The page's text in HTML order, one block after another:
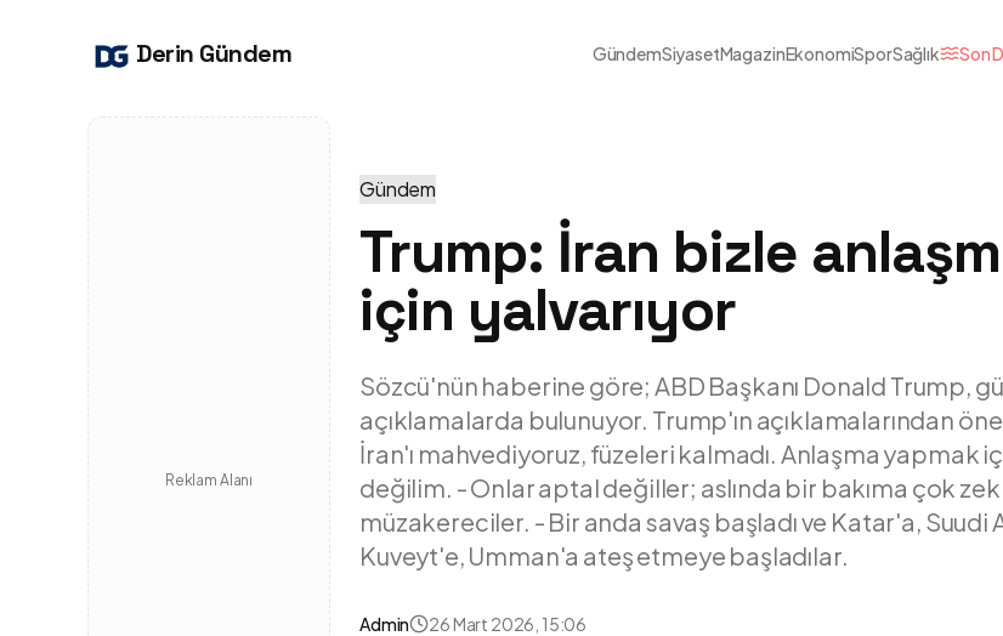
Derin Gündem GündemSiyasetMagazinEkonomiSporSağlık Son
Reklam Alanı
Gündem
Trump: İran bizle
için yalvarıyor
Sözcü'nün haberine göre; ABD Başkanı Donald Trump,
açıklamalarda bulunuyor. Trump'ın açıklamalarından
İran'ı mahvediyoruz, füzeleri kalmadı. Anlaşma yapmak
değilim. - Onlar aptal değiller; aslında bir bakıma çok
müzakereciler. - Bir anda savaş başladı ve Katar'a, Suudi
Kuveyt'e, Umman'a ateş etmeye başladılar.
Admin 26 Mart 2026, 15:06